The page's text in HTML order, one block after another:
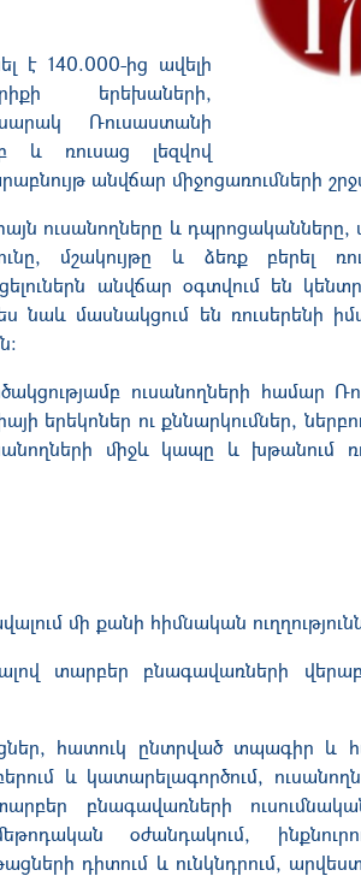
է 140.000-ից ավելի
երեխաների,
Ռուսաստանի
և ռուսաց լեզվով
անվճար միջոցառումների
ուսանողները և դպրոցականները,
մշակույթը և ձեռք բերել
անվճար օգտվում են
մասնակցում են ռուսերենի
ուսանողների համար
երեկոներ ու քննարկումներ,
միջև կապը և խթանում
մի քանի հիմնական
տարբեր բնագավառների
հատուկ ընտրված տպագիր և
և կատարելագործում,
բնագավառների
օժանդակում,
դիտում և ունկնդրում,